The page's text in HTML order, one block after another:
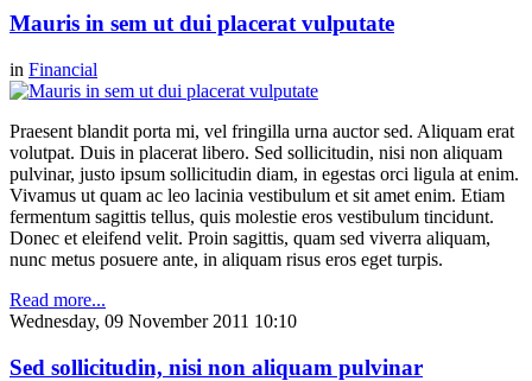
Mauris in sem ut dui placerat vulputate
in Financial
Praesent blandit porta mi, vel fringilla urna auctor sed. Aliquam erat
volutpat. Duis in placerat libero. Sed sollicitudin, nisi non aliquam
pulvinar, justo ipsum sollicitudin diam, in egestas orci ligula at enim.
Vivamus ut quam ac leo lacinia vestibulum et sit amet enim. Etiam
fermentum sagittis tellus, quis molestie eros vestibulum tincidunt.
Donec et eleifend velit. Proin sagittis, quam sed viverra aliquam,
nunc metus posuere ante, in aliquam risus eros eget turpis.
Read more...
Wednesday, 09 November 2011 10:10
Sed sollicitudin, nisi non aliquam pulvinar